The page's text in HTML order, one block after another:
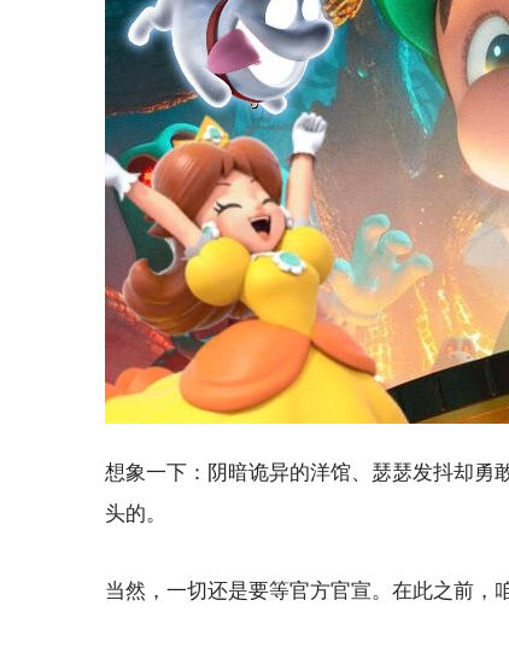
想象一下：阴暗诡异的洋馆、瑟瑟发抖却
头的。
当然，一切还是要等官方官宣。在此之前，